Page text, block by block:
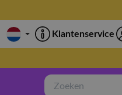
Klantenservice
Zoeken